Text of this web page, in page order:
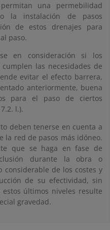
una permebilidad
la instalación de pasos
de estos drenajes para
paso.
en consideración si los
las necesidades de
evitar el efecto barrera,
anteriormente, buena
para el paso de ciertos
l.).
deben tenerse en cuenta a
la red de pasos más idóneo.
que se haga en fase de
durante la obra o
considerable de los costes y
de su efectividad, sin
últimos niveles resulte
gravedad.